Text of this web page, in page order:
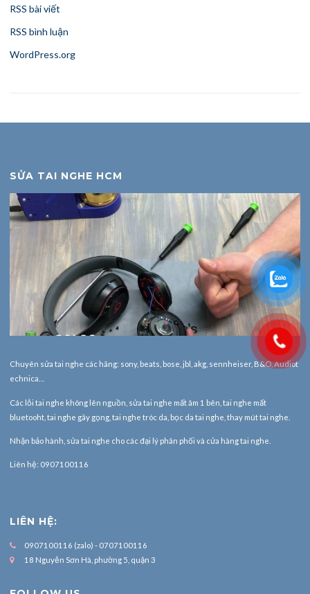
RSS bài viết
RSS bình luận
WordPress.org
SỬA TAI NGHE HCM
Chuyên sửa tai nghe các hãng: sony, beats, bose, jbl, akg, sennheiser, B&O, Audiot
echnica…
Các lỗi tai nghe không lên nguồn, sửa tai nghe mất âm 1 bên, tai nghe mất
bluetooht, tai nghe gãy gọng, tai nghe tróc da, bọc da tai nghe, thay mút tai nghe.
Nhận bảo hành, sửa tai nghe cho các đại lý phân phối và cửa hàng tai nghe.
Liên hệ: 0907100116
LIÊN HỆ:
0907100116 (zalo) - 0707100116
18 Nguyễn Sơn Hà, phường 5, quận 3